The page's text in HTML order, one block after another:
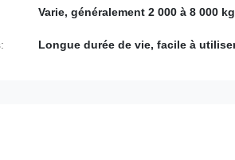
Varie, généralement 2 000 à 8 000 kg
Longue durée de vie, facile à